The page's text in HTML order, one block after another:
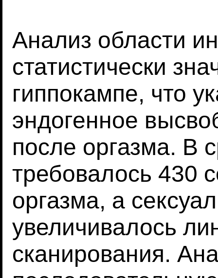
Анализ области
статистически
гиппокампе, что
эндогенное
после оргазма. В
требовалось 430
оргазма, а
увеличивалось
сканирования.